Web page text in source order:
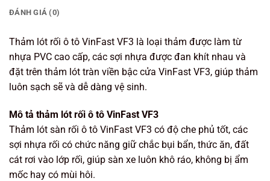
ĐÁNH GIÁ (0)
Thảm lót rối ô tô VinFast VF3 là loại thảm được làm từ
nhựa PVC cao cấp, các sợi nhựa được đan khít nhau và
đặt trên thảm lót tràn viền bậc cửa VinFast VF3, giúp thảm
luôn sạch sẽ và dễ dàng vệ sinh.
Mô tả thảm lót rối ô tô VinFast VF3
Thảm lót sàn rối ô tô VinFast VF3 có độ che phủ tốt, các
sợi nhựa rối có chức năng giữ chắc bụi bẩn, thức ăn, đất
cát rơi vào lớp rối, giúp sàn xe luôn khô ráo, không bị ẩm
mốc hay có mùi hôi.